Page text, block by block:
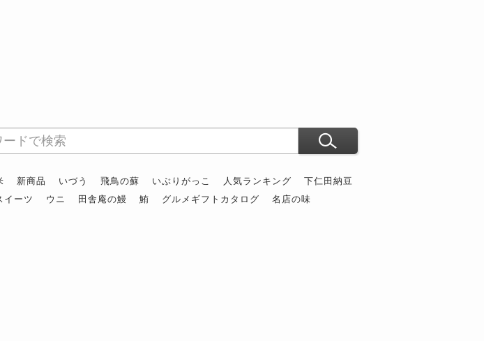
新商品 いづう 飛鳥の蘇 いぶりがっこ 人気ランキング
下仁田納豆
イーツ ウニ 田舎庵の鰻 鮪 グルメギフトカタログ 名店の味